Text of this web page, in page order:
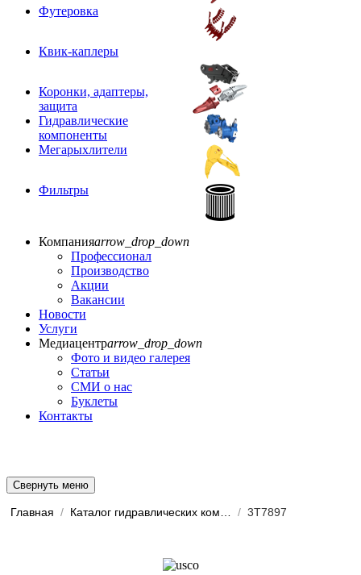
Футеровка
Квик-каплеры
Коронки, адаптеры,
защита
Гидравлические
компоненты
Мегарыхлители
Фильтры
Компанияarrow_drop_down
Профессионал
Производство
Акции
Вакансии
Новости
Услуги
Медиацентрarrow_drop_down
Фото и видео галерея
Статьи
СМИ о нас
Буклеты
Контакты
Свернуть меню
Главная / / 3T7897